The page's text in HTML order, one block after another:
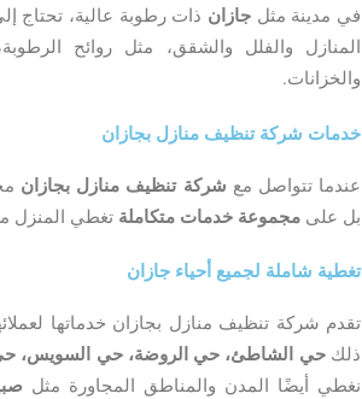
في مدينة مثلجازان ذات رطوبة عالية، تحتاج
المنازل والفلل والشقق، مثل روائح
والخزانات.
خدمات شركة تنظيف منازل بجازان
عندما تتواصل مع شركة تنظيف منازل بجازان
بل علىمجموعة خدمات متكاملة تغطي المنزل
تغطية شاملة لجميع أحياء جازان
تقدم شركة تنظيف منازل بجازان خدماتها
ذلكحي الشاطئ، حي الروضة، حي السويس،
نغطي أيضًا المدن والمناطق المجاورة مثل